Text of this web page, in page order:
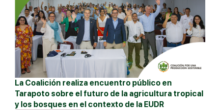
La Coalición realiza encuentro público en
Tarapoto sobre el futuro de la agricultura tropical
y los bosques en el contexto de la EUDR